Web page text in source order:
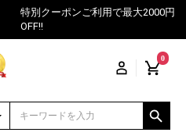
特別クーポンご利用で最大2000円
OFF!!
0